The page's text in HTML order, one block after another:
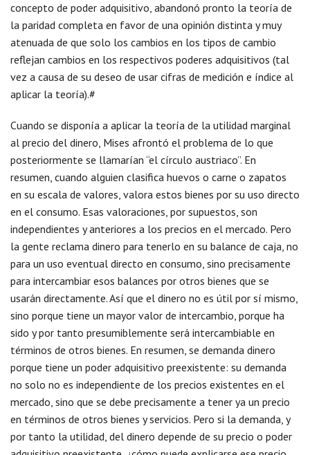
concepto de poder adquisitivo, abandonó pronto la teoría de
la paridad completa en favor de una opinión distinta y muy
atenuada de que solo los cambios en los tipos de cambio
reflejan cambios en los respectivos poderes adquisitivos (tal
vez a causa de su deseo de usar cifras de medición e índice al
aplicar la teoría).#
Cuando se disponía a aplicar la teoría de la utilidad marginal
al precio del dinero, Mises afrontó el problema de lo que
posteriormente se llamarían “el círculo austriaco”. En
resumen, cuando alguien clasifica huevos o carne o zapatos
en su escala de valores, valora estos bienes por su uso directo
en el consumo. Esas valoraciones, por supuestos, son
independientes y anteriores a los precios en el mercado. Pero
la gente reclama dinero para tenerlo en su balance de caja, no
para un uso eventual directo en consumo, sino precisamente
para intercambiar esos balances por otros bienes que se
usarán directamente. Así que el dinero no es útil por sí mismo,
sino porque tiene un mayor valor de intercambio, porque ha
sido y por tanto presumiblemente será intercambiable en
términos de otros bienes. En resumen, se demanda dinero
porque tiene un poder adquisitivo preexistente: su demanda
no solo no es independiente de los precios existentes en el
mercado, sino que se debe precisamente a tener ya un precio
en términos de otros bienes y servicios. Pero si la demanda, y
por tanto la utilidad, del dinero depende de su precio o poder